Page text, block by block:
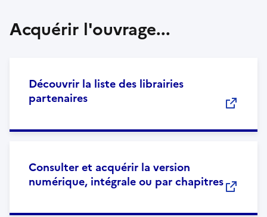
Acquérir l'ouvrage...
Découvrir la liste des librairies
partenaires
Consulter et acquérir la version
numérique, intégrale ou par chapitres